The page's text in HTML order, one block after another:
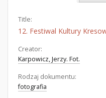
Title:
12. Festiwal Kultury
Creator:
Karpowicz, Jerzy. Fot.
Rodzaj dokumentu:
fotografia